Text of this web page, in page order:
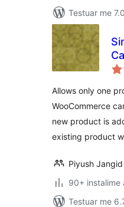
Testuar me
Allows only one
WooCommerce
new product is
existing product
Piyush Jangid
90+ instalime
Testuar me